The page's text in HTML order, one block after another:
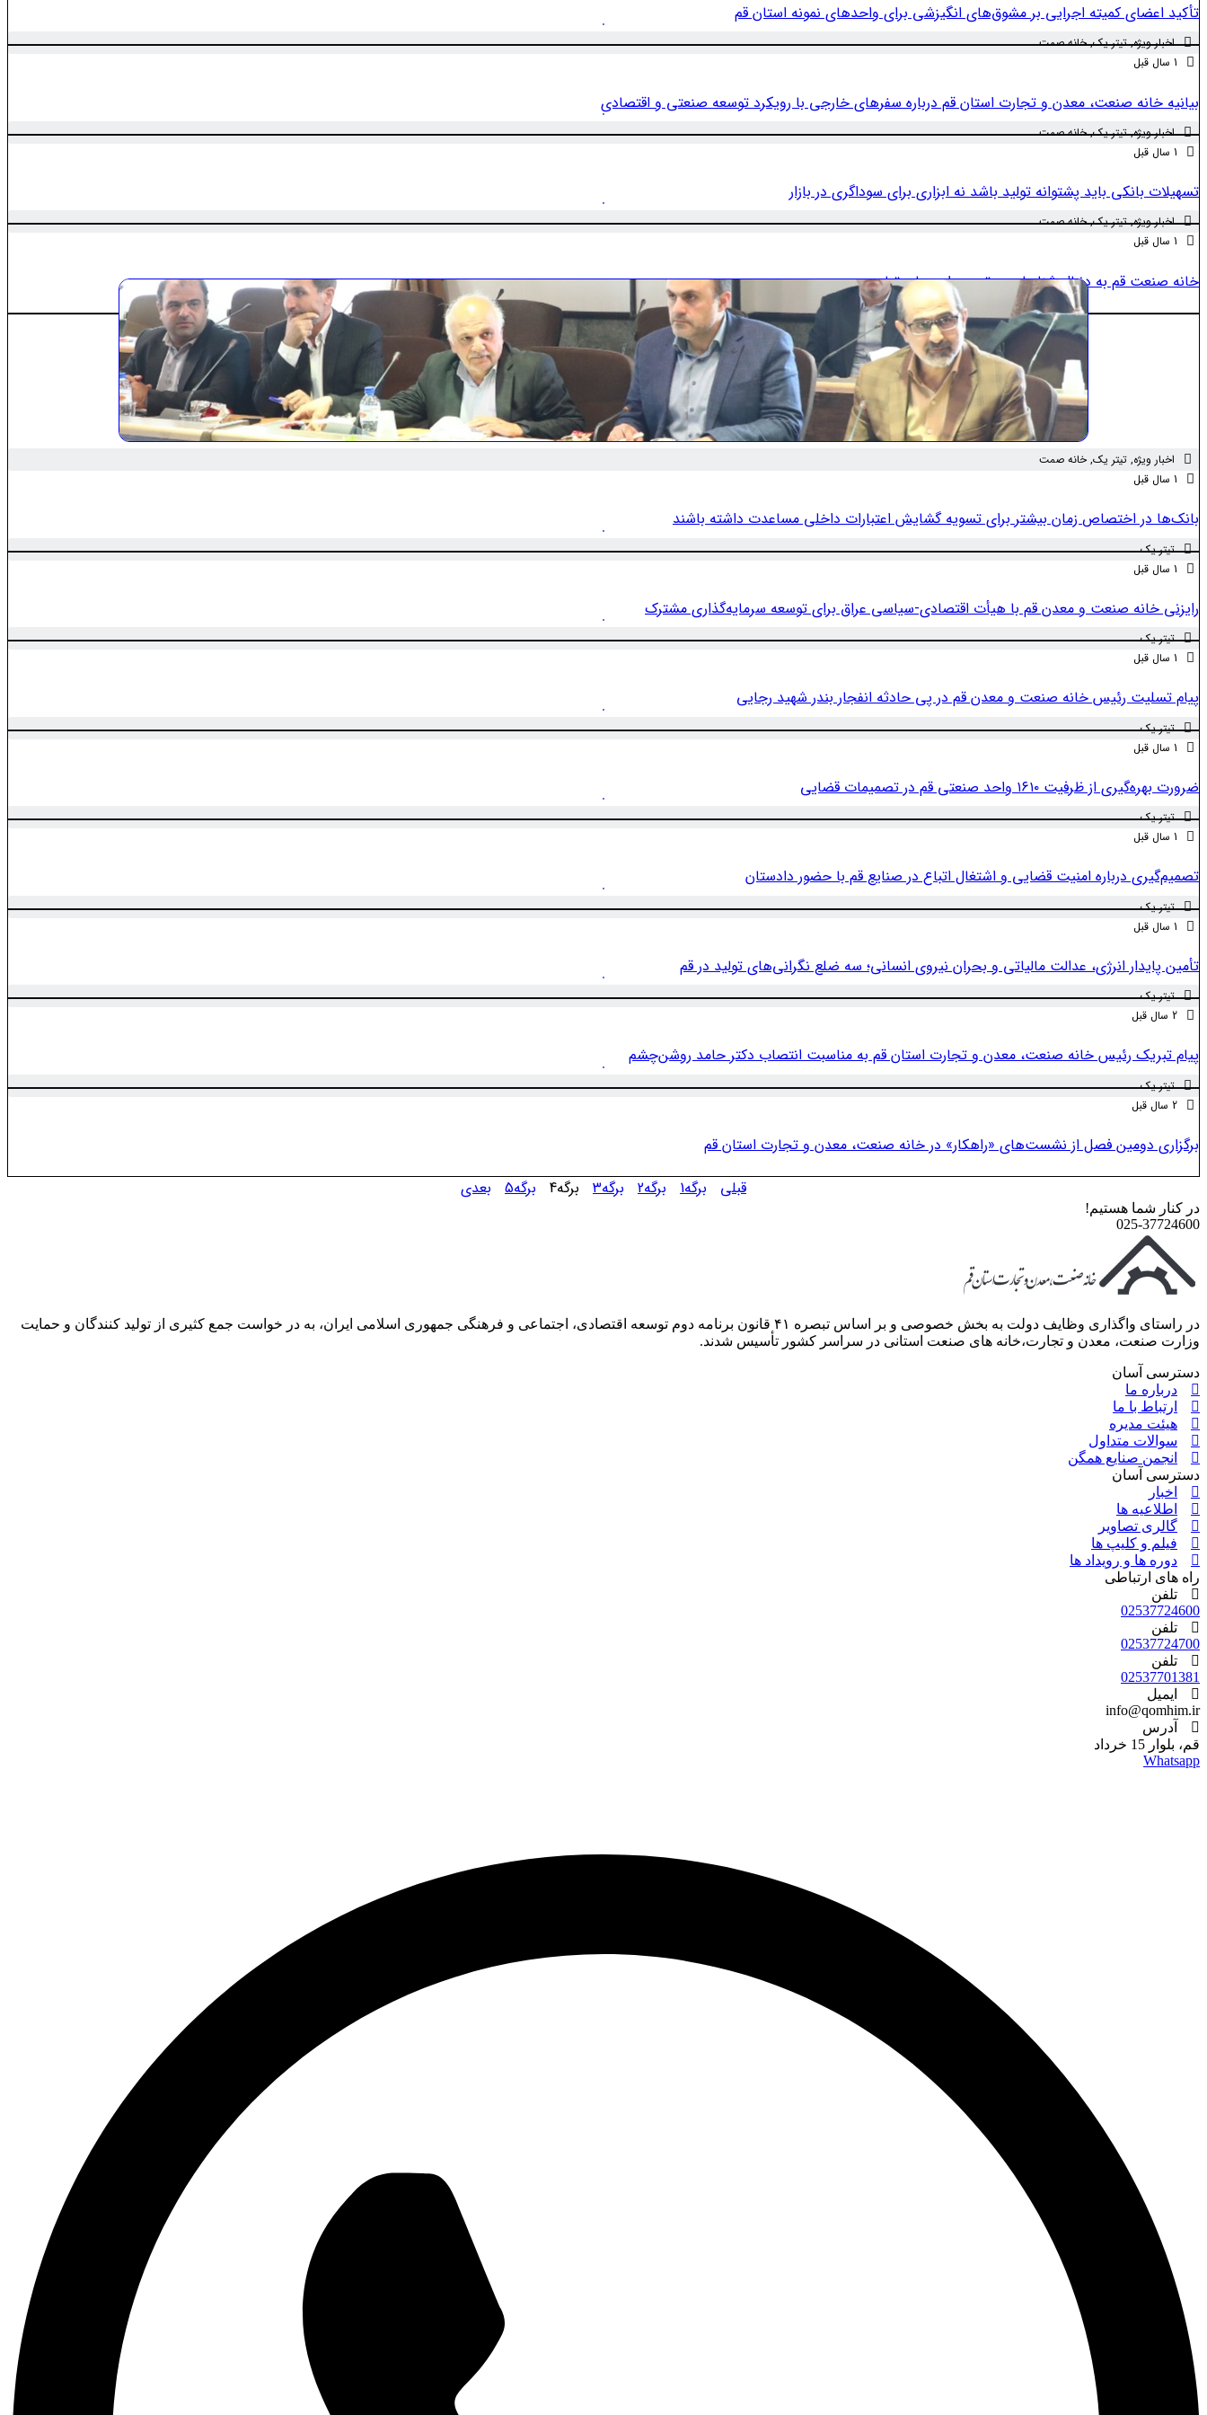
تأکید اعضای کمیته اجرایی بر مشوق‌های انگیزشی برای واحدهای نمونه استان قم
اخبار ویژه,تیتر یک,خانه صمت
1 سال قبل
بیانیه خانه صنعت، معدن و تجارت استان قم درباره سفرهای خارجی با رویکرد توسعه صنعتی و اقتصادی
اخبار ویژه,تیتر یک,خانه صمت
1 سال قبل
تسهیلات بانکی باید پشتوانه تولید باشد نه ابزاری برای سوداگری در بازار
اخبار ویژه,تیتر یک,خانه صمت
1 سال قبل
خانه صنعت قم به دنبال شناسایی برترین‌ واحدهای تولیدی
اخبار ویژه, تیتر یک, خانه صمت
1 سال قبل
بانک‌ها در اختصاص زمان بیشتر برای تسویه گشایش اعتبارات داخلی مساعدت داشته باشند
تیتر یک
1 سال قبل
رایزنی خانه صنعت و معدن قم با هیأت اقتصادی-سیاسی عراق برای توسعه سرمایه‌گذاری مشترک
تیتر یک
1 سال قبل
پیام تسلیت رئیس خانه صنعت و معدن قم در پی حادثه انفجار بندر شهید رجایی
تیتر یک
1 سال قبل
ضرورت بهره‌گیری از ظرفیت ۱۶۱۰ واحد صنعتی قم در تصمیمات قضایی
تیتر یک
1 سال قبل
تصمیم‌گیری درباره امنیت قضایی و اشتغال اتباع در صنایع قم با حضور دادستان
تیتر یک
1 سال قبل
تأمین پایدار انرژی، عدالت مالیاتی و بحران نیروی انسانی؛ سه ضلع نگرانی‌های تولید در قم
تیتر یک
2 سال قبل
پیام تبریک رئیس خانه صنعت، معدن و تجارت استان قم به مناسبت انتصاب دکتر حامد روشن‌چشم
تیتر یک
2 سال قبل
برگزاری دومین فصل از نشست‌های «راهکار» در خانه صنعت، معدن و تجارت استان قم
قبلی
برگه1 برگه2 برگه3 برگه4 برگه5 بعدی
در کنار شما هستیم!
025-37724600
در راستای واگذاری وظایف دولت به بخش خصوصی و بر اساس تبصره ۴۱ قانون برنامه دوم توسعه اقتصادی، اجتماعی و فرهنگی جمهوری اسلامی ایران، به در خواست جمع کثیری از تولید کنندگان و حمایت
وزارت صنعت، معدن و تجارت،خانه های صنعت استانی در سراسر کشور تأسیس شدند.
دسترسی آسان
درباره ما
ارتباط با ما
هیئت مدیره
سوالات متداول
انجمن صنایع همگن
دسترسی آسان
اخبار
اطلاعیه ها
گالری تصاویر
فیلم و کلیپ ها
دوره ها و رویداد ها
راه های ارتباطی
تلفن
02537724600
تلفن
02537724700
تلفن
02537701381
ایمیل
info@qomhim.ir
آدرس
قم، بلوار 15 خرداد
Whatsapp